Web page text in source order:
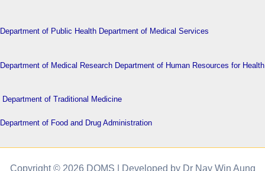
Department of Public Health Department of Medical Services
Department of Medical Research Department of Human Resources for Health
Department of Traditional Medicine
Department of Food and Drug Administration
Copyright © 2026 DOMS | Developed by Dr Nay Win Aung